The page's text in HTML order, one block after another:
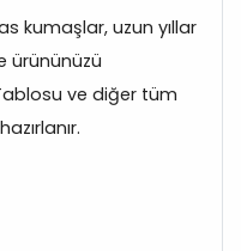
kumaşlar, uzun yıllar
ürününüzü
ve diğer tüm